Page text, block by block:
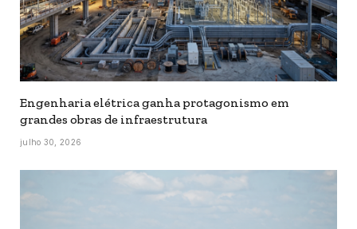
Engenharia elétrica ganha protagonismo em
grandes obras de infraestrutura
julho 30, 2026